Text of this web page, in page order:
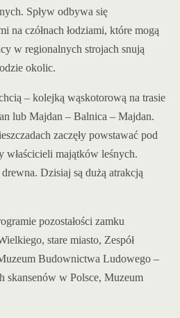
Spływ odbywa się
na czółnach łodziami, które mogą
w regionalnych strojach snują
okolic.
– kolejką wąskotorową na trasie
lub Majdan – Balnica – Majdan.
zaczęły powstawać pod
majątków leśnych.
Dzisiaj są dużą atrakcją
pozostałości zamku
stare miasto, Zespół
Budownictwa Ludowego –
skansenów w Polsce, Muzeum